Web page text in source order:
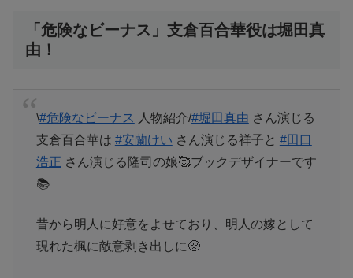
「危険なビーナス」支倉百合華役は堀田真
由！
\#危険なビーナス 人物紹介/#堀田真由 さん演じる
支倉百合華は #安蘭けい さん演じる祥子と #田口
浩正 さん演じる隆司の娘🥰ブックデザイナーです
📚
昔から明人に好意をよせており、明人の嫁として
現れた楓に敵意剥き出しに🥺